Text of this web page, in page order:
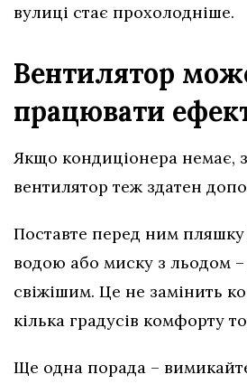
вулиці стає прохолодніше.
Вентилятор
працювати
Якщо кондиціонера немає,
вентилятор теж здатен
Поставте перед ним
водою або миску з льодом –
свіжішим. Це не замінить
кілька градусів комфорту
Ще одна порада –